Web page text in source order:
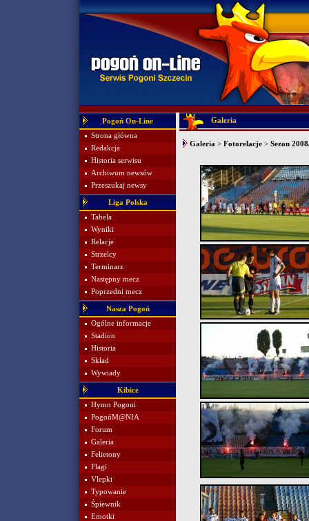
Pogoń On-Line
Strona główna
Redakcja
Historia serwisu
Archiwum newsów
Przeszukaj newsy
Liga Polska
Tabela
Wyniki
Relacje
Strzelcy
Terminarz
Następny mecz
Poprzedni mecz
Nasza Pogoń
Ogólne informacje
Stadion
Historia
Skład
Wywiady
Kibice
Hymn Pogoni
PogońM@NIA
Forum
Galeria
Felietony
Flagi
Vlepki
Typowanie
Śpiewnik
Emotki
Galeria
Galeria > Fotorelacje > Sezon